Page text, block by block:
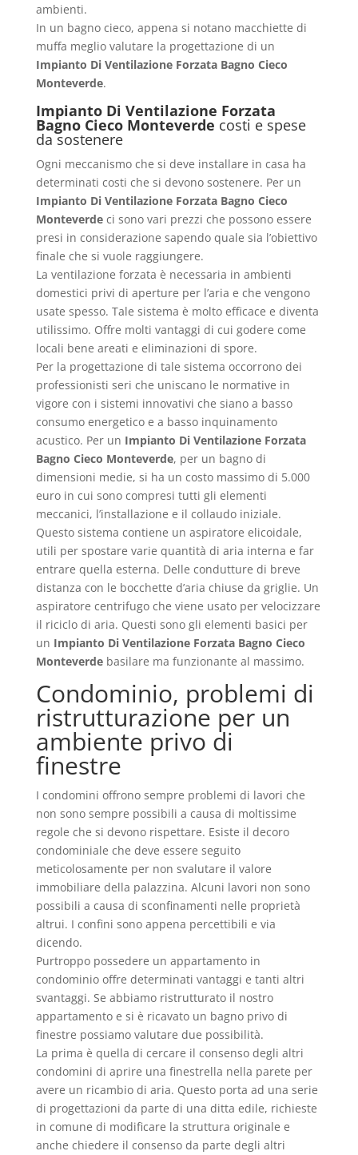
ambienti.
In un bagno cieco, appena si notano macchiette di
muffa meglio valutare la progettazione di un
Impianto Di Ventilazione Forzata Bagno Cieco
Monteverde.
Impianto Di Ventilazione Forzata
Bagno Cieco Monteverde costi e spese
da sostenere
Ogni meccanismo che si deve installare in casa ha
determinati costi che si devono sostenere. Per un
Impianto Di Ventilazione Forzata Bagno Cieco
Monteverdeci sono vari prezzi che possono essere
presi in considerazione sapendo quale sia l’obiettivo
finale che si vuole raggiungere.
La ventilazione forzata è necessaria in ambienti
domestici privi di aperture per l’aria e che vengono
usate spesso. Tale sistema è molto efficace e diventa
utilissimo. Offre molti vantaggi di cui godere come
locali bene areati e eliminazioni di spore.
Per la progettazione di tale sistema occorrono dei
professionisti seri che uniscano le normative in
vigore con i sistemi innovativi che siano a basso
consumo energetico e a basso inquinamento
acustico. Per un Impianto Di Ventilazione Forzata
Bagno Cieco Monteverde, per un bagno di
dimensioni medie, si ha un costo massimo di 5.000
euro in cui sono compresi tutti gli elementi
meccanici, l’installazione e il collaudo iniziale.
Questo sistema contiene un aspiratore elicoidale,
utili per spostare varie quantità di aria interna e far
entrare quella esterna. Delle condutture di breve
distanza con le bocchette d’aria chiuse da griglie. Un
aspiratore centrifugo che viene usato per velocizzare
il riciclo di aria. Questi sono gli elementi basici per
un Impianto Di Ventilazione Forzata Bagno Cieco
Monteverdebasilare ma funzionante al massimo.
Condominio, problemi di
ristrutturazione per un
ambiente privo di
finestre
I condomini offrono sempre problemi di lavori che
non sono sempre possibili a causa di moltissime
regole che si devono rispettare. Esiste il decoro
condominiale che deve essere seguito
meticolosamente per non svalutare il valore
immobiliare della palazzina. Alcuni lavori non sono
possibili a causa di sconfinamenti nelle proprietà
altrui. I confini sono appena percettibili e via
dicendo.
Purtroppo possedere un appartamento in
condominio offre determinati vantaggi e tanti altri
svantaggi. Se abbiamo ristrutturato il nostro
appartamento e si è ricavato un bagno privo di
finestre possiamo valutare due possibilità.
La prima è quella di cercare il consenso degli altri
condomini di aprire una finestrella nella parete per
avere un ricambio di aria. Questo porta ad una serie
di progettazioni da parte di una ditta edile, richieste
in comune di modificare la struttura originale e
anche chiedere il consenso da parte degli altri